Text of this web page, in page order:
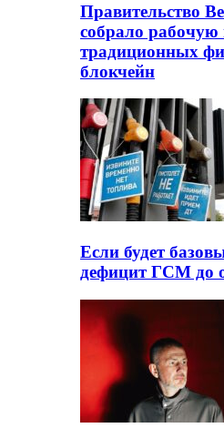
Правительство
собрало рабочую
традиционных
блокчейн
Если будет
дефицит ГСМ до